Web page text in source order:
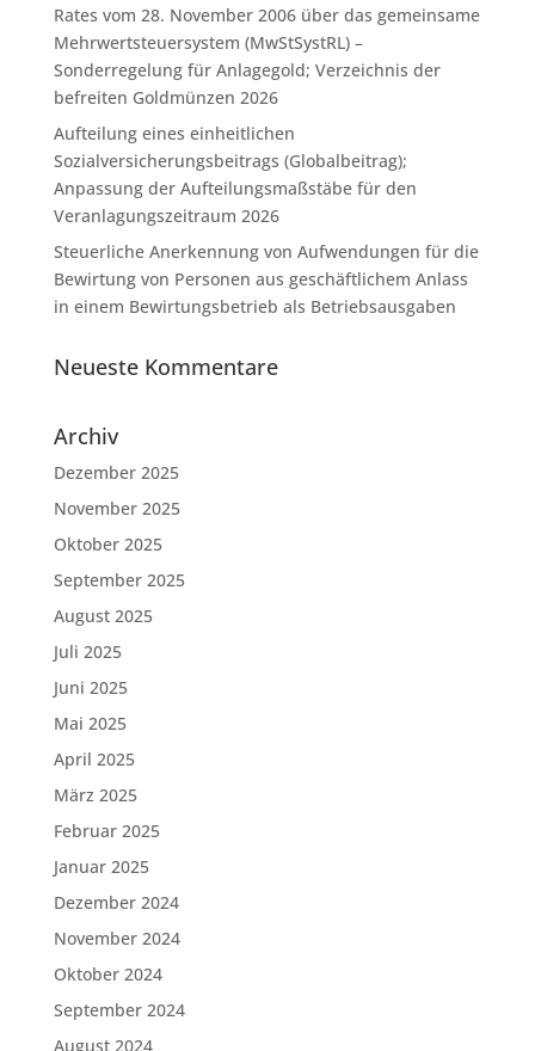
Rates vom 28. November 2006 über das gemeinsame
Mehrwertsteuersystem (MwStSystRL) –
Sonderregelung für Anlagegold; Verzeichnis der
befreiten Goldmünzen 2026
Aufteilung eines einheitlichen
Sozialversicherungsbeitrags (Globalbeitrag);
Anpassung der Aufteilungsmaßstäbe für den
Veranlagungszeitraum 2026
Steuerliche Anerkennung von Aufwendungen für die
Bewirtung von Personen aus geschäftlichem Anlass
in einem Bewirtungsbetrieb als Betriebsausgaben
Neueste Kommentare
Archiv
Dezember 2025
November 2025
Oktober 2025
September 2025
August 2025
Juli 2025
Juni 2025
Mai 2025
April 2025
März 2025
Februar 2025
Januar 2025
Dezember 2024
November 2024
Oktober 2024
September 2024
August 2024